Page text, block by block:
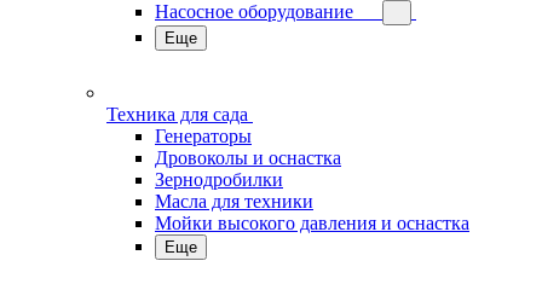
Насосное оборудование
Еще
Техника для сада
Генераторы
Дровоколы и оснастка
Зернодробилки
Масла для техники
Мойки высокого давления и оснастка
Еще